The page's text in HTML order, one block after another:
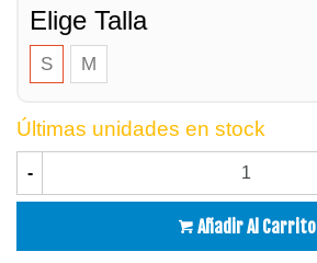
Elige Talla
S M
Últimas unidades en stock
-
Añadir Al Carrito